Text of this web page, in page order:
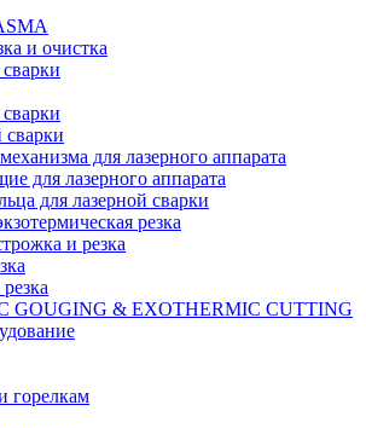
и очистка
сварки
для лазерного аппарата
для лазерного аппарата
для лазерной сварки
резка
и резка
GOUGING & EXOTHERMIC CUTTING
горелкам